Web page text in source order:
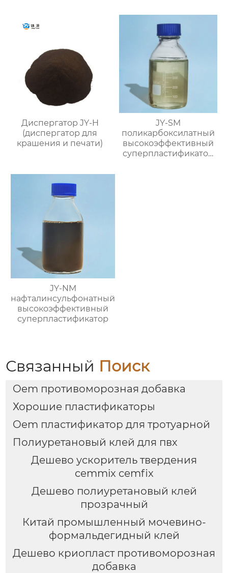
Диспергатор JY-H
(диспергатор для
крашения и печати)
JY-SM
поликарбоксилатный
высокоэффективный
суперпластификатор
JY-NM
нафталинсульфонатный
высокоэффективный
суперпластификатор
Связанный Поиск
Oem противоморозная добавка
Хорошие пластификаторы
Oem пластификатор для тротуарной
Полиуретановый клей для пвх
Дешево ускоритель твердения
cemmix cemfix
Дешево полиуретановый клей
прозрачный
Китай промышленный мочевино-
формальдегидный клей
Дешево криопласт противоморозная
добавка